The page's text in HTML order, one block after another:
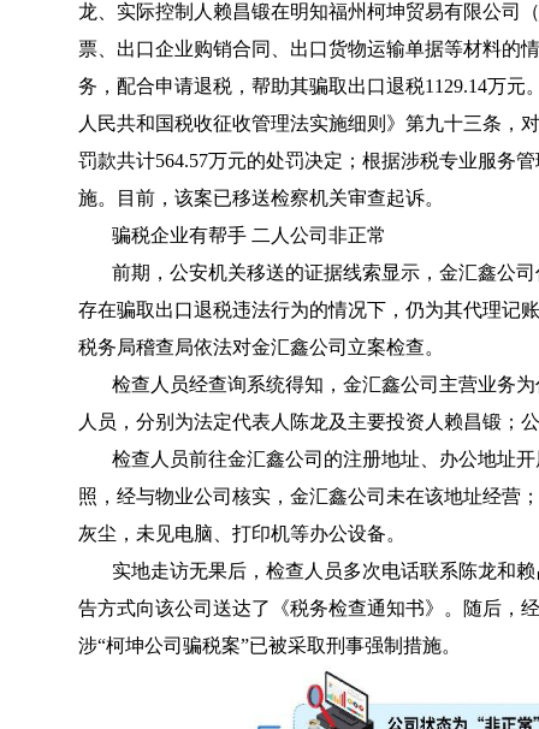
龙、实际控制人赖昌锻在明知福州柯坤贸易有限公司
票、出口企业购销合同、出口货物运输单据等材料的
务，配合申请退税，帮助其骗取出口退税1129.14万
人民共和国税收征收管理法实施细则》第九十三条，
罚款共计564.57万元的处罚决定；根据涉税专业服务
施。目前，该案已移送检察机关审查起诉。
骗税企业有帮手 二人公司非正常
前期，公安机关移送的证据线索显示，金汇鑫公
存在骗取出口退税违法行为的情况下，仍为其代理记
税务局稽查局依法对金汇鑫公司立案检查。
检查人员经查询系统得知，金汇鑫公司主营业务
人员，分别为法定代表人陈龙及主要投资人赖昌锻；
检查人员前往金汇鑫公司的注册地址、办公地址
照，经与物业公司核实，金汇鑫公司未在该地址经营
灰尘，未见电脑、打印机等办公设备。
实地走访无果后，检查人员多次电话联系陈龙和
告方式向该公司送达了《税务检查通知书》。随后，
涉“柯坤公司骗税案”已被采取刑事强制措施。